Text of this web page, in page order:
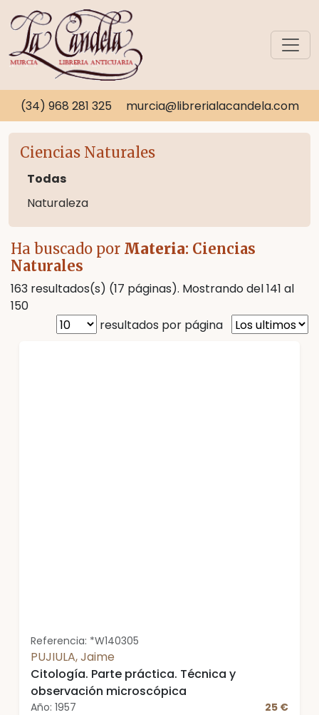
(34) 968 281 325 murcia@librerialacandela.com
Ciencias Naturales
Todas
Naturaleza
Ha buscado por Materia: Ciencias
Naturales
163 resultados(s) (17 páginas). Mostrando del 141 al
150
resultados por página
Referencia: *W140305
PUJIULA, Jaime
Citología. Parte práctica. Técnica y
observación microscópica
Año: 1957 25 €